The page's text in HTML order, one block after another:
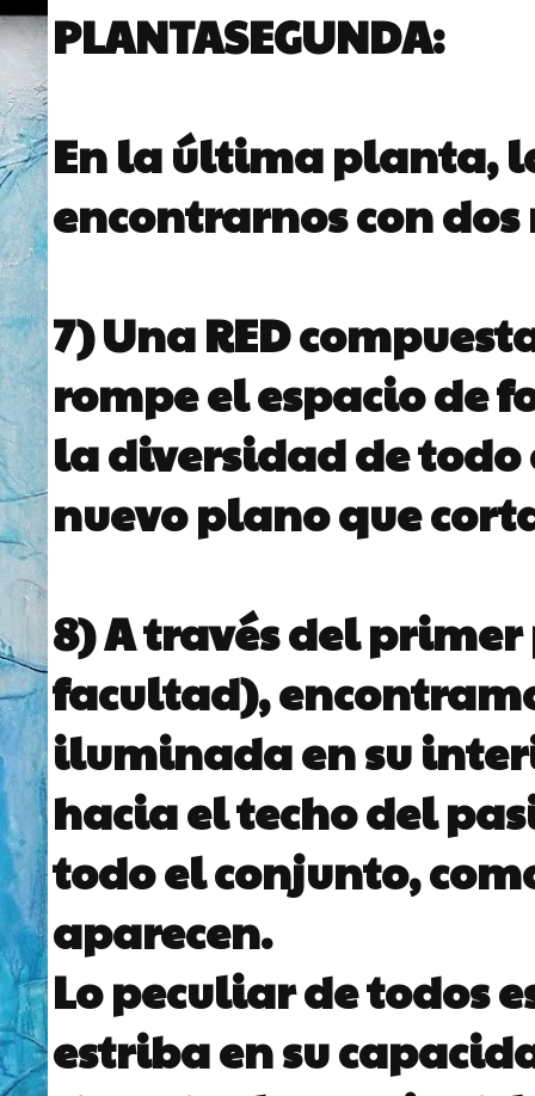
PLANTASEGUNDA:
En la última planta,
encontrarnos con
7) UnaRED
rompe el espacio de
la diversidad de todo
nuevo plano que
8) A través del
facultad),
iluminada en su
hacia el techo del
todo el conjunto,
aparecen.
Lo peculiar de todos
estriba en su